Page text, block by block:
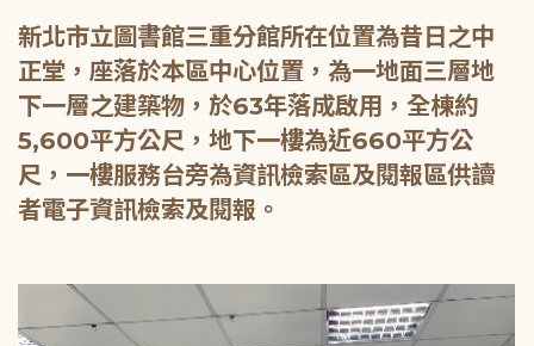
新北市立圖書館三重分館所在位置為昔日之中
正堂，座落於本區中心位置，為一地面三層地
下一層之建築物，於63年落成啟用，全棟約
5,600平方公尺，地下一樓為近660平方公
尺，一樓服務台旁為資訊檢索區及閱報區供讀
者電子資訊檢索及閱報。